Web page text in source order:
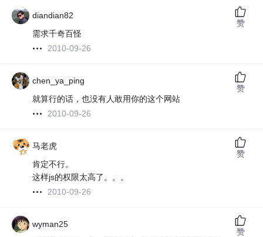
diandian82
需求千奇百怪
2010-09-26
赞
chen_ya_ping
就算行的话，也没有人敢用你的这个网站
2010-09-26
赞
马老虎
肯定不行。
这样js的权限太高了。。。
2010-09-26
赞
wyman25
赞